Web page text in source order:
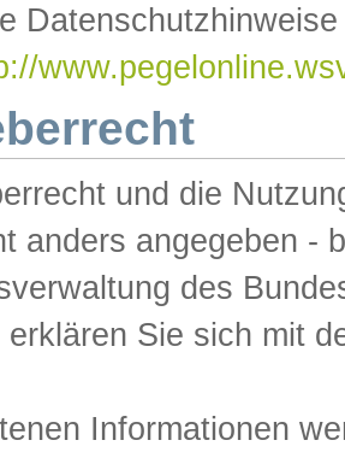
und die
anders angegeben -
des
erklären Sie sich mit
Informationen